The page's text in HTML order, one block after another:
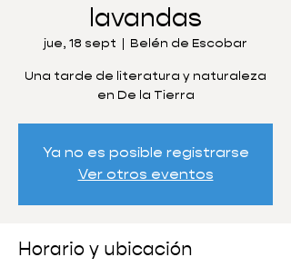
lavandas
jue, 18 sept Belén de Escobar
Una tarde de literatura y naturaleza
en De la Tierra
Ya no es posible registrarse
Ver otros eventos
Horario y ubicación